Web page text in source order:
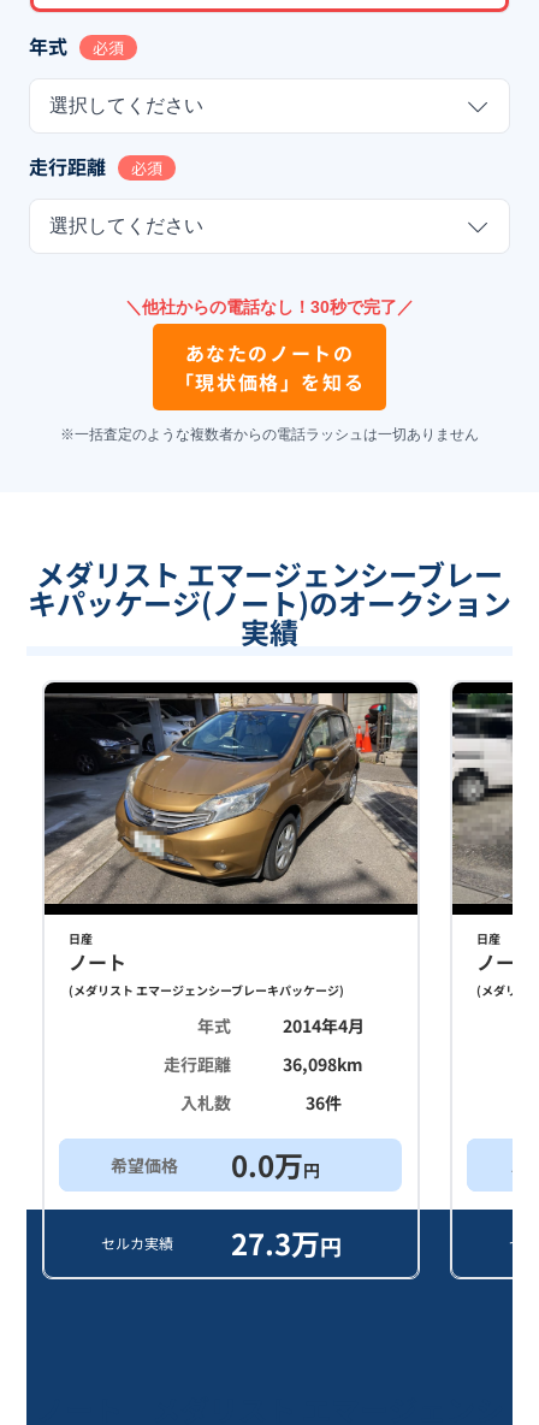
年式 必須
選択してください
走行距離 必須
選択してください
＼他社からの電話なし！30秒で完了／
あなたの ノート の
「現状価格」を知る
※一括査定のような複数者からの電話ラッシュは一切ありません
メダリスト エマージェンシーブレー
キパッケージ(ノート)のオークション
実績
日産
ノート
( メダリスト エマージェンシーブレーキパッケージ)
年式
2014年4月
走行距離
36,098km
入札数
36件
希望価格 0.0万円
セルカ実績 27.3万円
日産
ノート
( メダリス
セ